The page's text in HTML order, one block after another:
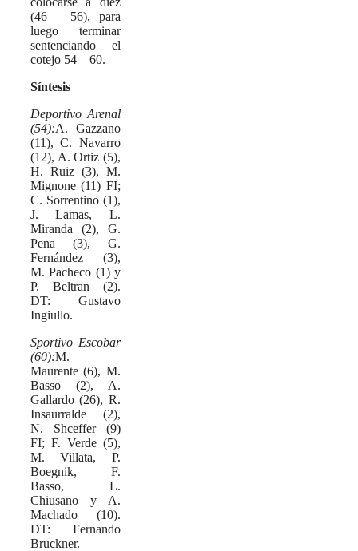
(46 – 56), para
luego terminar
sentenciando el
cotejo 54 – 60.
Síntesis
Deportivo Arenal
(54):A. Gazzano
(11), C. Navarro
(12), A. Ortiz (5),
H. Ruiz (3), M.
Mignone (11) FI;
C. Sorrentino (1),
J. Lamas, L.
Miranda (2), G.
Pena (3), G.
Fernández (3),
M. Pacheco (1) y
P. Beltran (2).
DT: Gustavo
Ingiullo.
Sportivo Escobar
(60):M.
Maurente (6), M.
Basso (2), A.
Gallardo (26), R.
Insaurralde (2),
N. Shceffer (9)
FI; F. Verde (5),
M. Villata, P.
Boegnik, F.
Basso, L.
Chiusano y A.
Machado (10).
DT: Fernando
Bruckner.